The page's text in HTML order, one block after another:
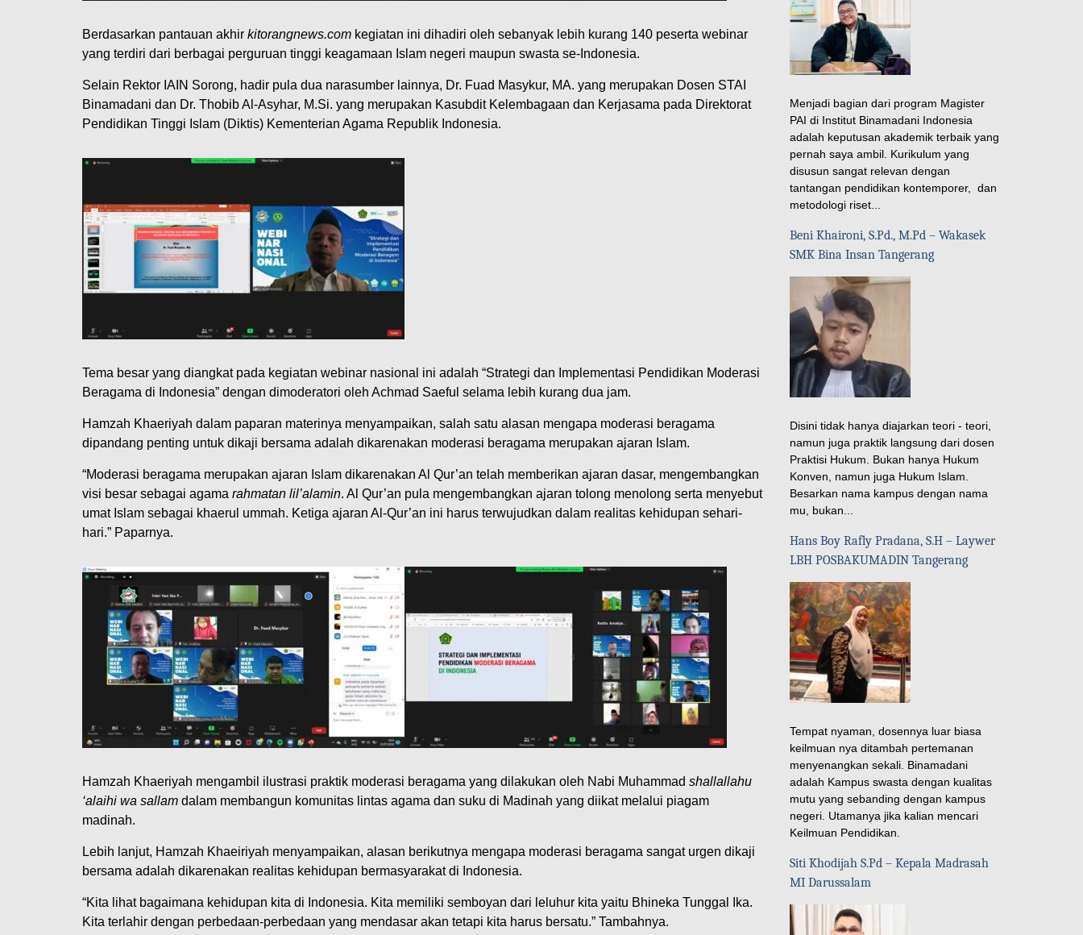
Berdasarkan pantauan akhir kitorangnews.com kegiatan ini dihadiri oleh sebanyak lebih kurang 140 peserta webinar
yang terdiri dari berbagai perguruan tinggi keagamaan Islam negeri maupun swasta se-Indonesia.
Selain Rektor IAIN Sorong, hadir pula dua narasumber lainnya, Dr. Fuad Masykur, MA. yang merupakan Dosen STAI
Binamadani dan Dr. Thobib Al-Asyhar, M.Si. yang merupakan Kasubdit Kelembagaan dan Kerjasama pada Direktorat
Pendidikan Tinggi Islam (Diktis) Kementerian Agama Republik Indonesia.
Tema besar yang diangkat pada kegiatan webinar nasional ini adalah “Strategi dan Implementasi Pendidikan Moderasi
Beragama di Indonesia” dengan dimoderatori oleh Achmad Saeful selama lebih kurang dua jam.
Hamzah Khaeriyah dalam paparan materinya menyampaikan, salah satu alasan mengapa moderasi beragama
dipandang penting untuk dikaji bersama adalah dikarenakan moderasi beragama merupakan ajaran Islam.
“Moderasi beragama merupakan ajaran Islam dikarenakan Al Qur’an telah memberikan ajaran dasar, mengembangkan
visi besar sebagai agama rahmatan lil’alamin. Al Qur’an pula mengembangkan ajaran tolong menolong serta menyebut
umat Islam sebagai khaerul ummah. Ketiga ajaran Al-Qur’an ini harus terwujudkan dalam realitas kehidupan sehari-
hari.” Paparnya.
Hamzah Khaeriyah mengambil ilustrasi praktik moderasi beragama yang dilakukan oleh Nabi Muhammad shallallahu
‘alaihi wa sallam dalam membangun komunitas lintas agama dan suku di Madinah yang diikat melalui piagam
madinah.
Lebih lanjut, Hamzah Khaeiriyah menyampaikan, alasan berikutnya mengapa moderasi beragama sangat urgen dikaji
bersama adalah dikarenakan realitas kehidupan bermasyarakat di Indonesia.
“Kita lihat bagaimana kehidupan kita di Indonesia. Kita memiliki semboyan dari leluhur kita yaitu Bhineka Tunggal Ika.
Kita terlahir dengan perbedaan-perbedaan yang mendasar akan tetapi kita harus bersatu.” Tambahnya.
Menjadi bagian dari program Magister
PAI di Institut Binamadani Indonesia
adalah keputusan akademik terbaik yang
pernah saya ambil. Kurikulum yang
disusun sangat relevan dengan
tantangan pendidikan kontemporer, dan
metodologi riset...
Beni Khaironi, S.Pd., M.Pd – Wakasek
SMK Bina Insan Tangerang
Disini tidak hanya diajarkan teori - teori,
namun juga praktik langsung dari dosen
Praktisi Hukum. Bukan hanya Hukum
Konven, namun juga Hukum Islam.
Besarkan nama kampus dengan nama
mu, bukan...
Hans Boy Rafly Pradana, S.H – Laywer
LBH POSBAKUMADIN Tangerang
Tempat nyaman, dosennya luar biasa
keilmuan nya ditambah pertemanan
menyenangkan sekali. Binamadani
adalah Kampus swasta dengan kualitas
mutu yang sebanding dengan kampus
negeri. Utamanya jika kalian mencari
Keilmuan Pendidikan.
Siti Khodijah S.Pd – Kepala Madrasah
MI Darussalam